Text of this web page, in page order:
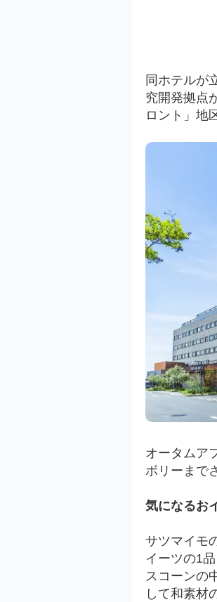
同ホテルが
究開発拠点
ロント」地
オータムア
ボリーまで
気になるお
サツマイモ
イーツの1
スコーンの
して和素材